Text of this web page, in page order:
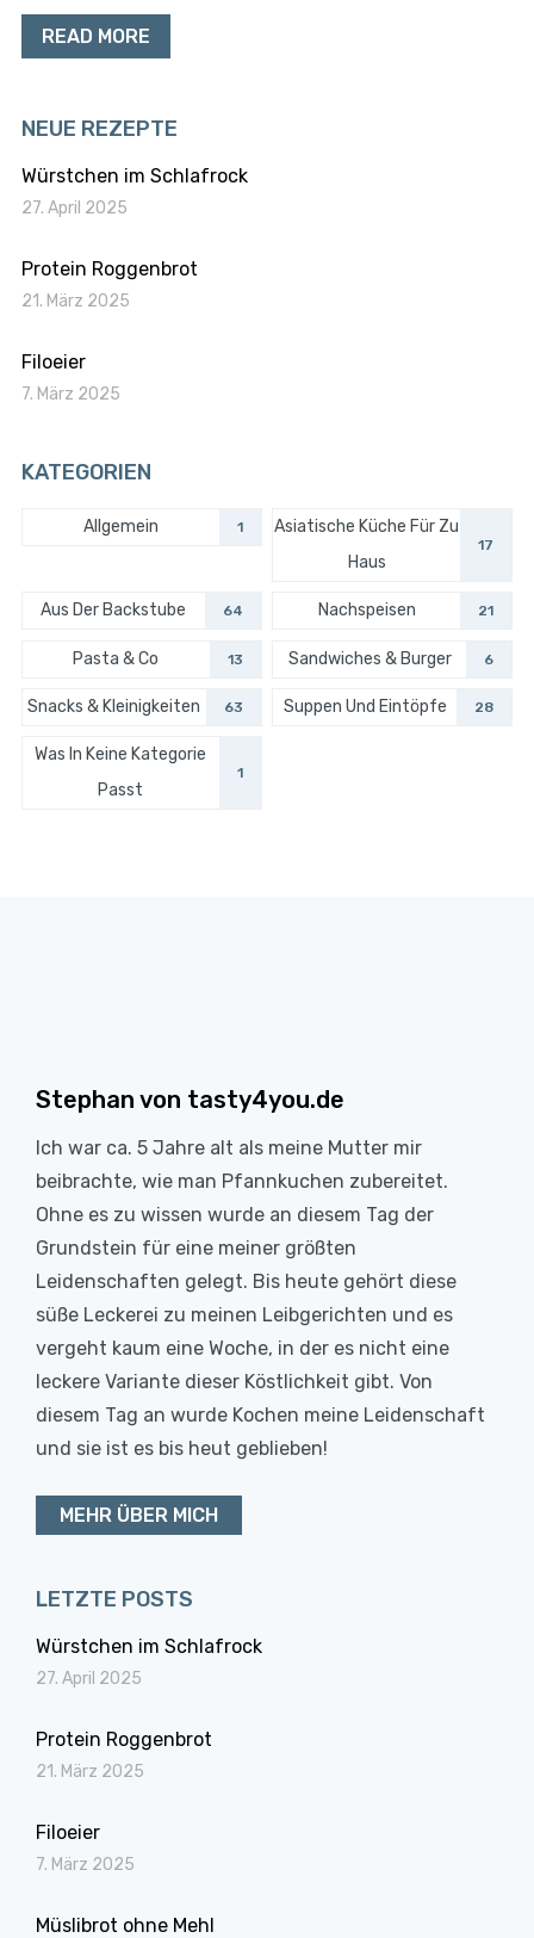
READ MORE
NEUE REZEPTE
Würstchen im Schlafrock
27. April 2025
Protein Roggenbrot
21. März 2025
Filoeier
7. März 2025
KATEGORIEN
Allgemein 1
Asiatische Küche Für Zu
Haus
17
Aus Der Backstube 64 Nachspeisen 21
Pasta & Co 13 Sandwiches & Burger 6
Snacks & Kleinigkeiten 63 Suppen Und Eintöpfe 28
Was In Keine Kategorie
Passt
1
Stephan von tasty4you.de
Ich war ca. 5 Jahre alt als meine Mutter mir
beibrachte, wie man Pfannkuchen zubereitet.
Ohne es zu wissen wurde an diesem Tag der
Grundstein für eine meiner größten
Leidenschaften gelegt. Bis heute gehört diese
süße Leckerei zu meinen Leibgerichten und es
vergeht kaum eine Woche, in der es nicht eine
leckere Variante dieser Köstlichkeit gibt. Von
diesem Tag an wurde Kochen meine Leidenschaft
und sie ist es bis heut geblieben!
MEHR ÜBER MICH
LETZTE POSTS
Würstchen im Schlafrock
27. April 2025
Protein Roggenbrot
21. März 2025
Filoeier
7. März 2025
Müslibrot ohne Mehl